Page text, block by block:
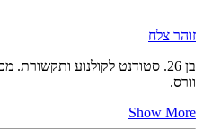
זוהר צלח
בן 26. סטודנט לקולנוע
וורס.
Show More